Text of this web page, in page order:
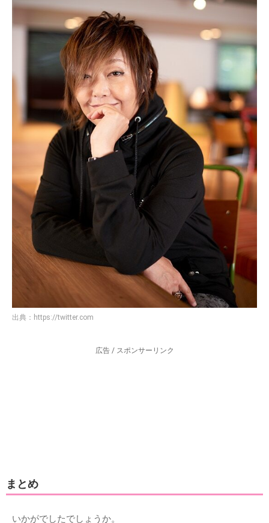
出典： https://twitter.com
広告 / スポンサーリンク
まとめ
いかがでしたでしょうか。